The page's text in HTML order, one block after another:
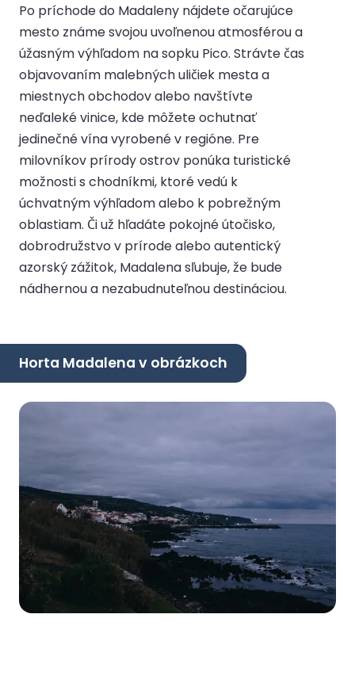
Po príchode do Madaleny nájdete očarujúce
mesto známe svojou uvoľnenou atmosférou a
úžasným výhľadom na sopku Pico. Strávte čas
objavovaním malebných uličiek mesta a
miestnych obchodov alebo navštívte
neďaleké vinice, kde môžete ochutnať
jedinečné vína vyrobené v regióne. Pre
milovníkov prírody ostrov ponúka turistické
možnosti s chodníkmi, ktoré vedú k
úchvatným výhľadom alebo k pobrežným
oblastiam. Či už hľadáte pokojné útočisko,
dobrodružstvo v prírode alebo autentický
azorský zážitok, Madalena sľubuje, že bude
nádhernou a nezabudnuteľnou destináciou.
Horta Madalena v obrázkoch